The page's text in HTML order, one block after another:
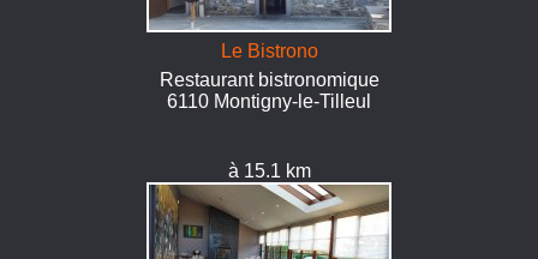
Le Bistrono
Restaurant bistronomique
6110 Montigny-le-Tilleul
à 15.1 km